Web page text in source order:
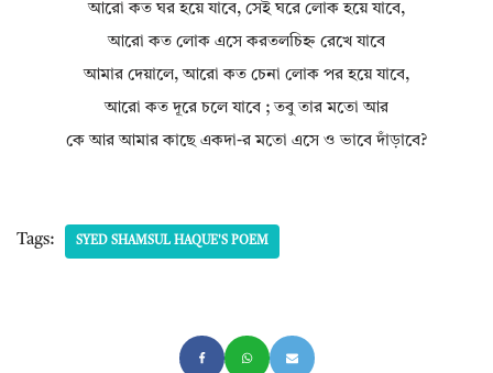
আরো কত ঘর হয়ে যাবে, সেই ঘরে লোক হয়ে যাবে,
আরো কত লোক এসে করতলচিহ্ন রেখে যাবে
আমার দেয়ালে, আরো কত চেনা লোক পর হয়ে যাবে,
আরো কত দূরে চলে যাবে ; তবু তার মতো আর
কে আর আমার কাছে একদা-র মতো এসে ও ভাবে দাঁড়াবে?
Tags: SYED SHAMSUL HAQUE'S POEM